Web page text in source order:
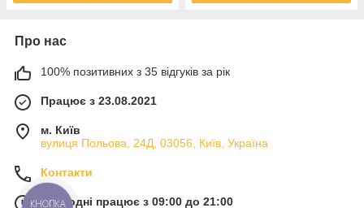
Про нас
100% позитивних з 35 відгуків за рік
Працює з 23.08.2021
м. Київ
вулиця Польова, 24Д, 03056, Київ, Україна
Контакти
Сьогодні працює з 09:00 до 21:00
КНОПКА